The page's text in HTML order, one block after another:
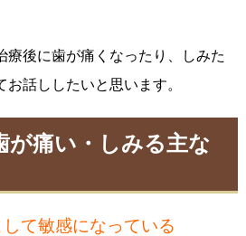
療後に歯が痛くなったり、しみた
話ししたいと思います。
が痛い・しみる主な
て敏感になっている